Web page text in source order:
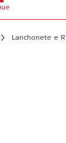
Lanchonete e